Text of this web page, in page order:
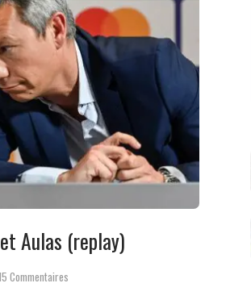
Aulas (replay)
Commentaires